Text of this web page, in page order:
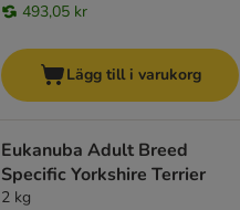
493,05 kr
Lägg till i varukorg
Eukanuba Adult Breed
Specific Yorkshire Terrier
2 kg